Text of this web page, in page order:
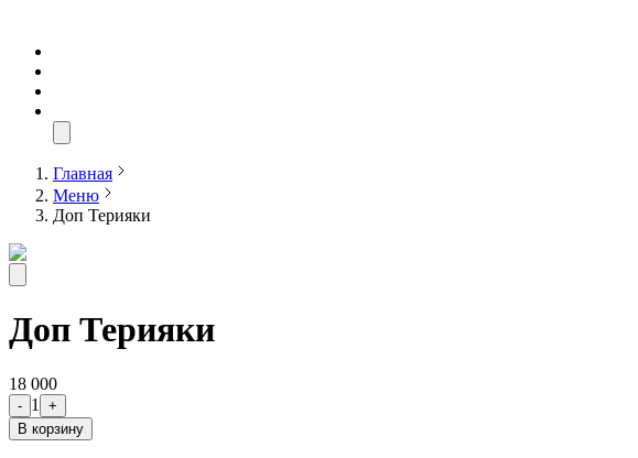
Главная
Меню
Доп Терияки
Доп Терияки
18 000
- 1
+
В корзину